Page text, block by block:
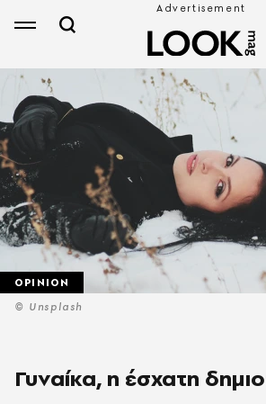
© Unsplash
OPINION
Γυναίκα, η έσχατη